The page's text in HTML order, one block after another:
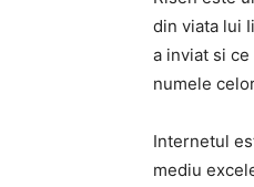
din viata lui
a inviat si
numele
Internetul
mediu